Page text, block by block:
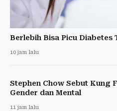
Berlebih Bisa Picu Diabetes
10 jam lalu
Stephen Chow Sebut Kung
Gender dan Mental
11 jam lalu